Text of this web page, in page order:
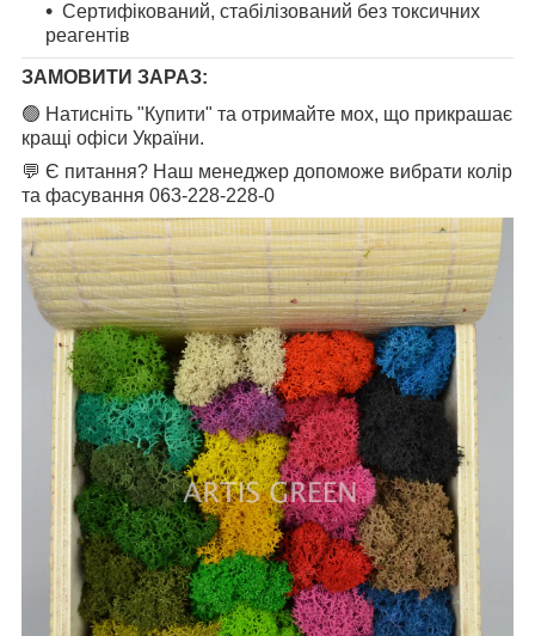
Сертифікований, стабілізований без токсичних
реагентів
ЗАМОВИТИ ЗАРАЗ:
🟢 Натисніть "Купити" та отримайте мох, що прикрашає
кращі офіси України.
💬 Є питання? Наш менеджер допоможе вибрати колір
та фасування 063-228-228-0